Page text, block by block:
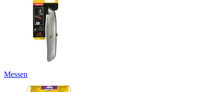
Messen